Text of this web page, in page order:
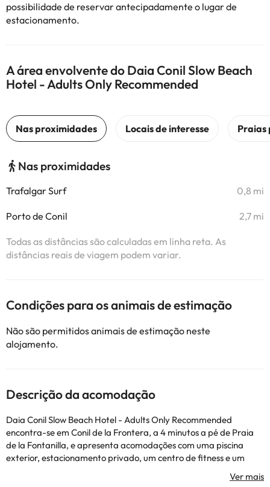
possibilidade de reservar antecipadamente o lugar de
estacionamento.
A área envolvente do Daia Conil Slow Beach
Hotel - Adults Only Recommended
Nas proximidades
Trafalgar Surf 0,8 mi
Porto de Conil 2,7 mi
Todas as distâncias são calculadas em linha reta. As
distâncias reais de viagem podem variar.
Condições para os animais de estimação
Não são permitidos animais de estimação neste
alojamento.
Descrição da acomodação
Daia Conil Slow Beach Hotel - Adults Only Recommended
encontra-se em Conil de la Frontera, a 4 minutos a pé de Praia
de la Fontanilla, e apresenta acomodações com uma piscina
exterior, estacionamento privado, um centro de fitness e um
jardim. Este hotel de 5 estrelas dispõe de um terraço, quartos
com ar condicionado, acesso Wi-Fi gratuito e casa de banho